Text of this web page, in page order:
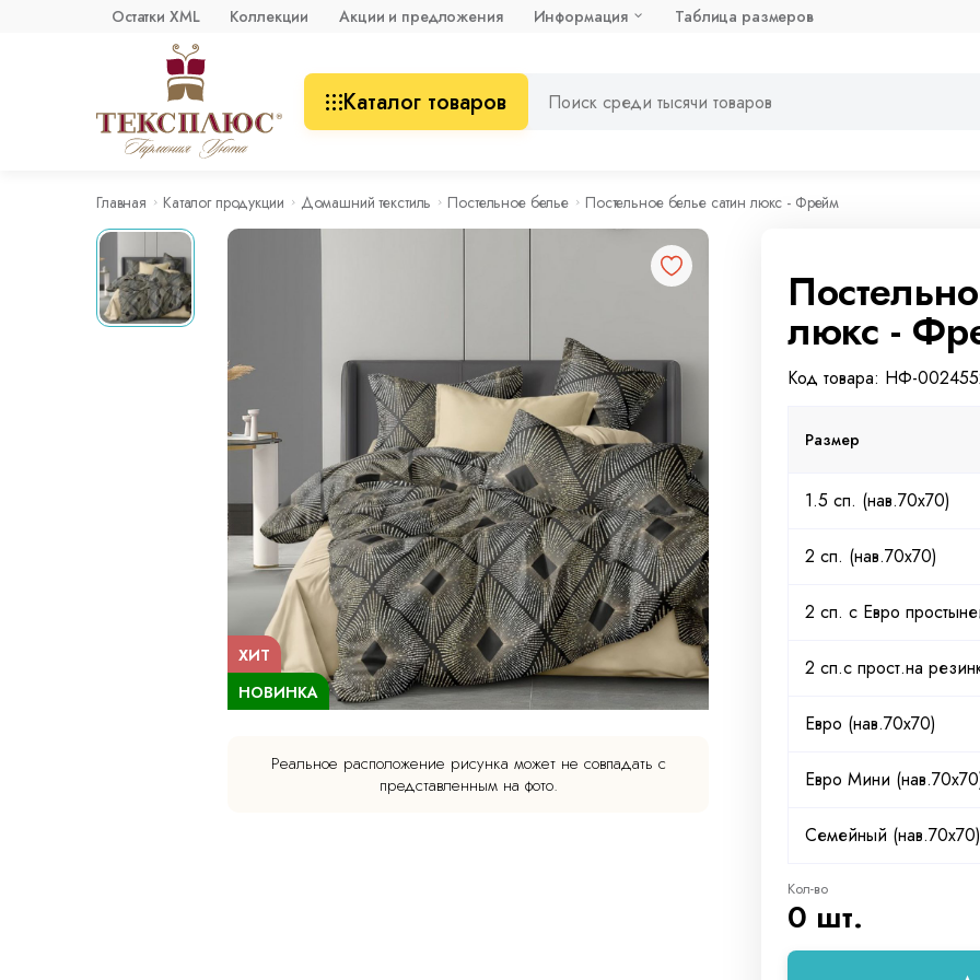
Остатки XML Коллекции Акции и предложения Информация Таблица размеров
Каталог товаров
Главная Каталог продукции Домашний текстиль Постельное белье Постельное белье сатин люкс - Фрейм
ХИТ
НОВИНКА
Реальное расположение рисунка может не совпадать с
представленным на фото.
люкс -
Код товара: НФ-
Размер
1.5 сп. (нав.70х70)
2 сп. (нав.70х70)
2 сп. с Евро
2 сп.с прост.на
Евро (нав.70х70)
Евро Мини
Семейный (нав.70х70)
Кол-во
0 шт.